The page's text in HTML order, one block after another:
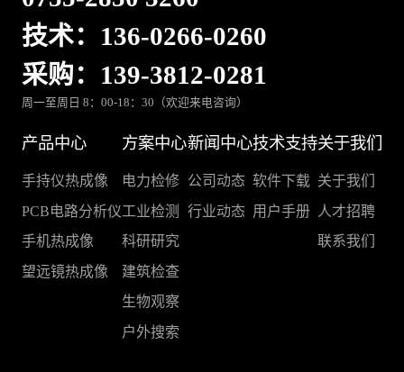
技术：136-0266-0260
采购：139-3812-0281
周一至周日 8：00-18：30（欢迎来电咨询）
产品中心
手持仪热成像
PCB电路分析仪
手机热成像
望远镜热成像
方案中心
电力检修
工业检测
科研研究
建筑检查
生物观察
户外搜索
新闻中心
公司动态
行业动态
技术支持
软件下载
用户手册
关于我们
关于我们
人才招聘
联系我们